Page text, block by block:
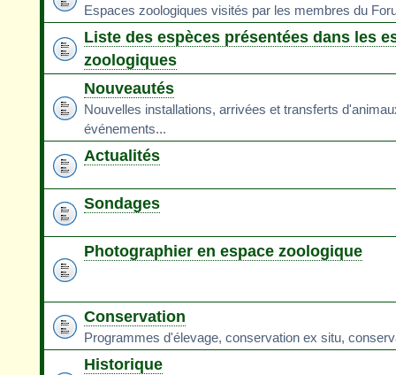
Espaces zoologiques visités par les membres du
Liste des espèces présentées dans les
zoologiques
Nouveautés
Nouvelles installations, arrivées et transferts
événements...
Actualités
Sondages
Photographier en espace zoologique
Conservation
Programmes d'élevage, conservation ex situ,
Historique